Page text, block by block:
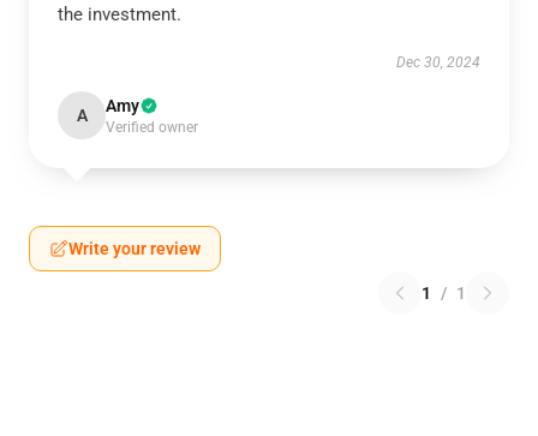
the investment.
Dec 30, 2024
A Amy
Verified owner
Write your review
1 / 1